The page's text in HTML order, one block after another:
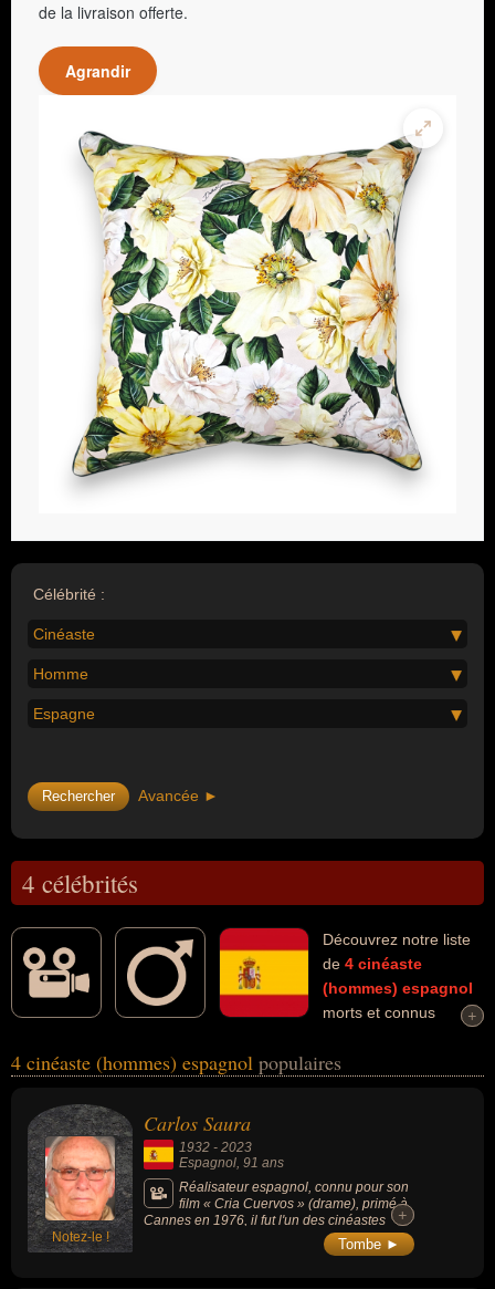
de la livraison offerte.
Agrandir
Célébrité :
Cinéaste
Homme
Espagne
Avancée ►
4 célébrités
Découvrez notre liste
de 4 cinéaste
(hommes) espagnol
morts et connus
Luna, Jesus Franco... Ces personnalités (de sexe masculin)
cinéma, de la peinture ou de la sculpture. Ces célébrités peuvent
également avoir été artiste, scénariste, peintre ou sculpteur.
+
+
4 cinéaste (hommes) espagnol populaires
Notez-le !
Carlos Saura
1932 - 2023
Espagnol, 91 ans
Réalisateur espagnol, connu pour son
film « Cria Cuervos » (drame), primé à
Cannes en 1976, il fut l'un des cinéastes
espagnols les plus influents et reconnus sur
+
+
Tombe ►